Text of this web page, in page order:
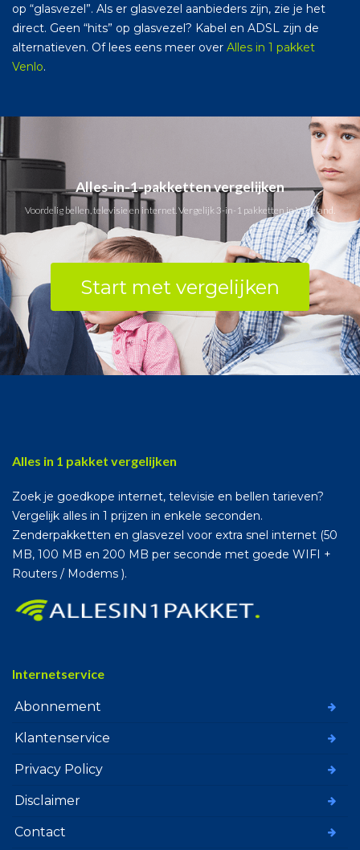
op “glasvezel”. Als er glasvezel aanbieders zijn, zie je het
direct. Geen “hits” op glasvezel? Kabel en ADSL zijn de
alternatieven. Of lees eens meer over Alles in 1 pakket
Venlo.
Alles-in-1-pakketten vergelijken
Voordelig bellen, televisie en internet. Vergelijk 3-in-1 pakketten in Vreeland.
Start met vergelijken
Alles in 1 pakket vergelijken
Zoek je goedkope internet, televisie en bellen tarieven?
Vergelijk alles in 1 prijzen in enkele seconden.
Zenderpakketten en glasvezel voor extra snel internet (50
MB, 100 MB en 200 MB per seconde met goede WIFI +
Routers / Modems ).
Internetservice
Abonnement
Klantenservice
Privacy Policy
Disclaimer
Contact